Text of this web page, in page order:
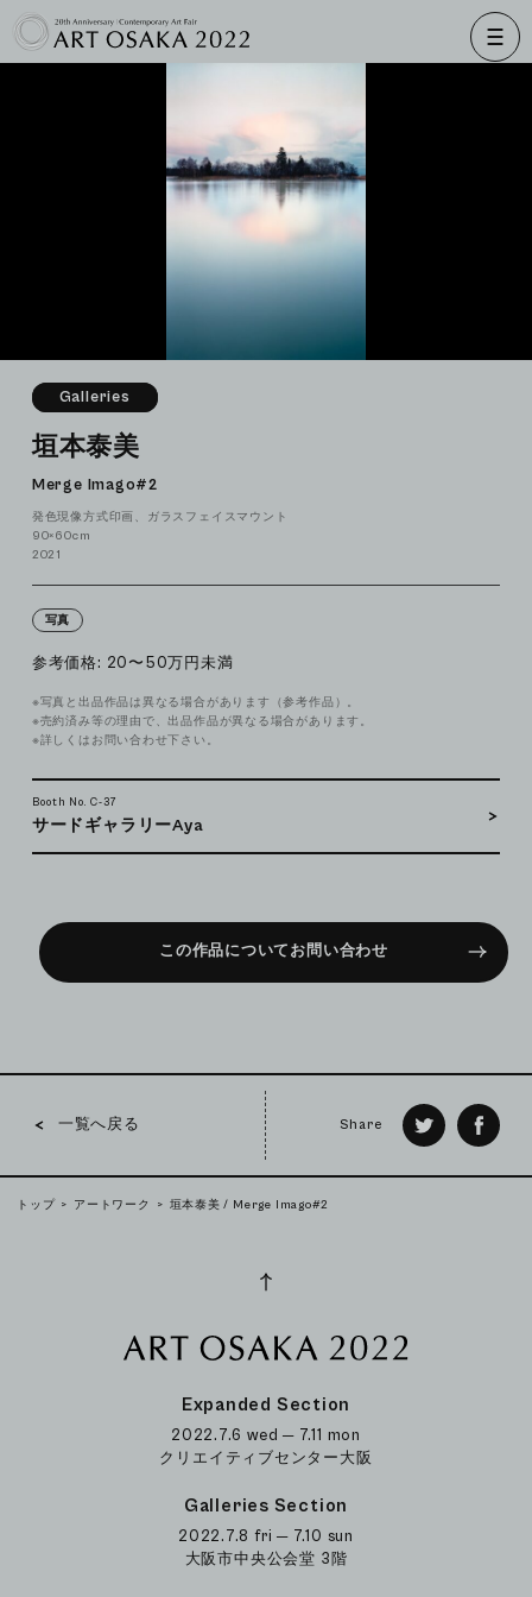
Galleries
垣本泰美
Merge Imago#2
発色現像方式印画、ガラスフェイスマウント
90×60cm
2021
写真
参考価格: 20〜50万円未満
※写真と出品作品は異なる場合があります（参考作品）。
※売約済み等の理由で、出品作品が異なる場合があります。
※詳しくはお問い合わせ下さい。
Booth No. C-37
サードギャラリーAya
この作品についてお問い合わせ
一覧へ戻る Share
トップ アートワーク 垣本泰美 / Merge Imago#2
Expanded Section
2022.7.6 wed ─ 7.11 mon
クリエイティブセンター大阪
Galleries Section
2022.7.8 fri ─ 7.10 sun
大阪市中央公会堂 3階